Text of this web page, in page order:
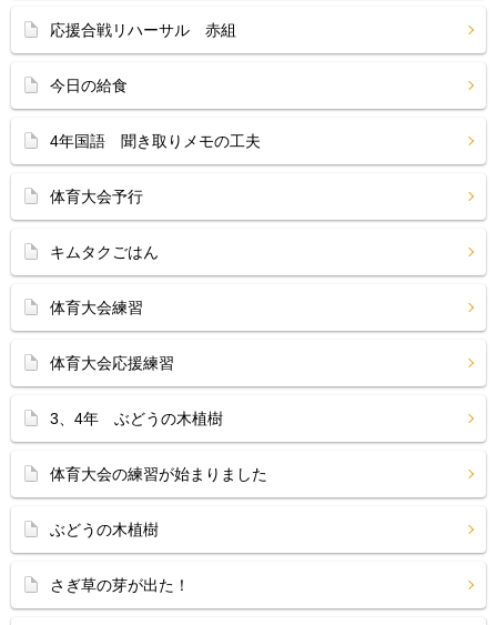
応援合戦リハーサル 赤組
今日の給食
4年国語 聞き取りメモの工夫
体育大会予行
キムタクごはん
体育大会練習
体育大会応援練習
3、4年 ぶどうの木植樹
体育大会の練習が始まりました
ぶどうの木植樹
さぎ草の芽が出た！